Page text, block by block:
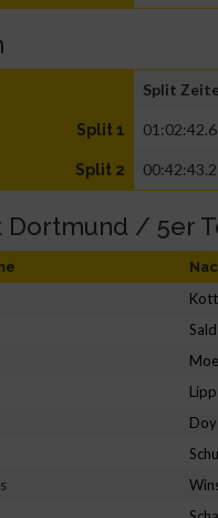
Split
Split 1 01:02:42.6
Split 2 00:42:43.2
Dortmund / 5er
Kott